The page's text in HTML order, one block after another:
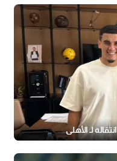
لـ الأهلي